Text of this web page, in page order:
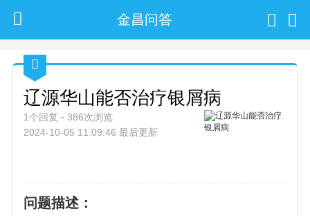
金昌问答
辽源华山能否治疗银屑病
1个回复
386次浏览
2024-10-05 11:09:46 最后更新
问题描述：